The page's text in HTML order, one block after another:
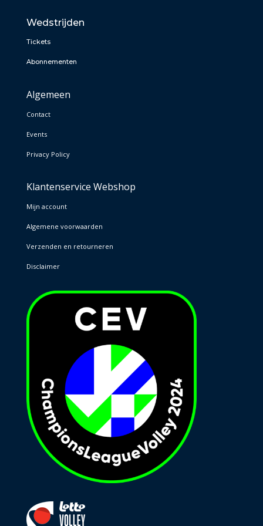
Wedstrijden
Tickets
Abonnementen
Algemeen
Contact
Events
Privacy Policy
Klantenservice Webshop
Mijn account
Algemene voorwaarden
Verzenden en retourneren
Disclaimer